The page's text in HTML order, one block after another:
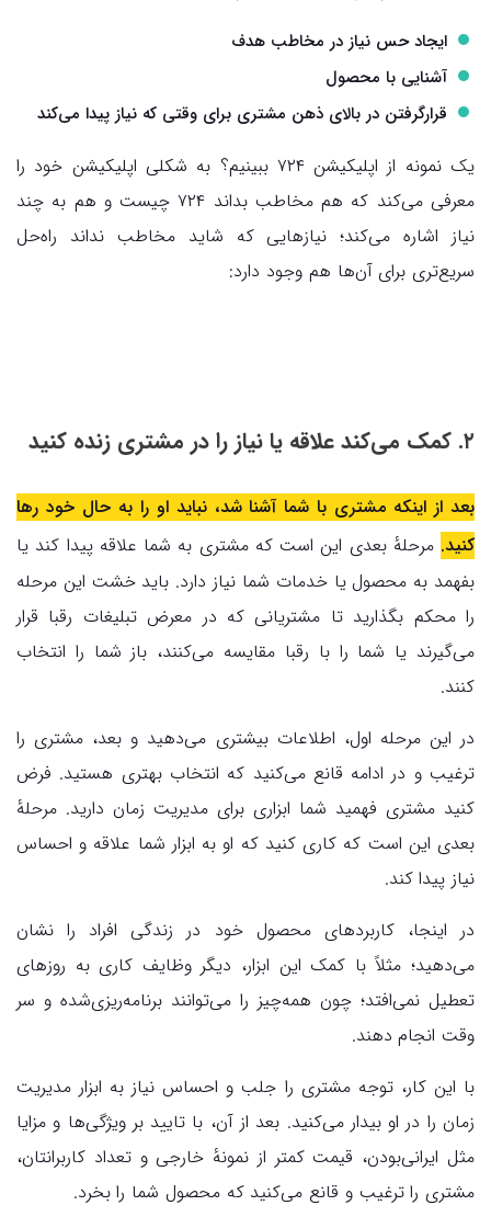
ایجاد حس نیاز در مخاطب هدف
آشنایی با محصول
قرارگرفتن در بالای ذهن مشتری برای وقتی که نیاز پیدا می‌کند
یک نمونه از اپلیکیشن ۷۲۴ ببینیم؟ به شکلی اپلیکیشن خود را
معرفی می‌کند که هم مخاطب بداند ۷۲۴ چیست و هم به چند
نیاز اشاره می‌کند؛ نیازهایی که شاید مخاطب نداند راه‌حل
سریع‌تری برای آن‌ها هم وجود دارد:
۲. کمک می‌کند علاقه یا نیاز را در مشتری زنده کنید
بعد از اینکه مشتری با شما آشنا شد، نباید او را به حال خود رها
کنید. مرحلهٔ بعدی این است که مشتری به شما علاقه پیدا کند یا
بفهمد به محصول یا خدمات شما نیاز دارد. باید خشت این مرحله
را محکم بگذارید تا مشتریانی که در معرض تبلیغات رقبا قرار
می‌گیرند یا شما را با رقبا مقایسه می‌کنند، باز شما را انتخاب
کنند.
در این مرحله اول، اطلاعات بیشتری می‌دهید و بعد، مشتری را
ترغیب و در ادامه قانع می‌کنید که انتخاب بهتری هستید. فرض
کنید مشتری فهمید شما ابزاری برای مدیریت زمان دارید. مرحلهٔ
بعدی این است که کاری کنید که او به ابزار شما علاقه و احساس
نیاز پیدا کند.
در اینجا، کاربردهای محصول خود در زندگی افراد را نشان
می‌دهید؛ مثلاً با کمک این ابزار، دیگر وظایف کاری به روزهای
تعطیل نمی‌افتد؛ چون همه‌چیز را می‌توانند برنامه‌ریزی‌شده و سر
وقت انجام دهند.
با این کار، توجه مشتری را جلب و احساس نیاز به ابزار مدیریت
زمان را در او بیدار می‌کنید. بعد از آن، با تایید بر ویژگی‌ها و مزایا
مثل ایرانی‌بودن، قیمت کمتر از نمونهٔ خارجی و تعداد کاربرانتان،
مشتری را ترغیب و قانع می‌کنید که محصول شما را بخرد.